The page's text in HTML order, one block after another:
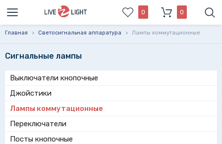
0 0
Главная > Светосигнальная аппаратура > Лампы коммутационные
Сигнальные лампы
Выключатели кнопочные
Джойстики
Лампы коммутационные
Переключатели
Посты кнопочные